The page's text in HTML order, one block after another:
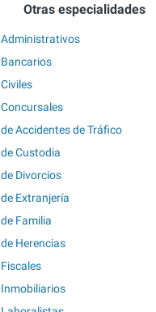
Otras especialidades
Accidentes de Tráfico
Custodia
Divorcios
Extranjería
Familia
Herencias